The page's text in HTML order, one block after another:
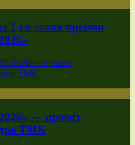
2-го этапа премии
— проект
ТМК